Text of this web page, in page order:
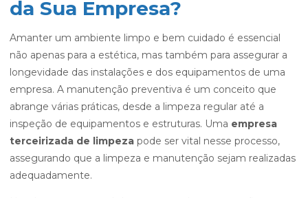
da Sua Empresa?
Amanter um ambiente limpo e bem cuidado é essencial
não apenas para a estética, mas também para assegurar a
longevidade das instalações e dos equipamentos de uma
empresa. A manutenção preventiva é um conceito que
abrange várias práticas, desde a limpeza regular até a
inspeção de equipamentos e estruturas. Uma empresa
terceirizada de limpeza pode ser vital nesse processo,
assegurando que a limpeza e manutenção sejam realizadas
adequadamente.